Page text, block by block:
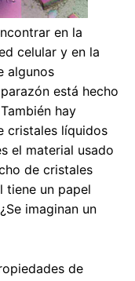
en la
celular y en la
algunos
está hecho
hay
cristales líquidos
el material usado
de cristales
tiene un papel
imaginan un
de